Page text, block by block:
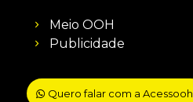
Meio OOH
Publicidade
Quero falar com a Acessooh